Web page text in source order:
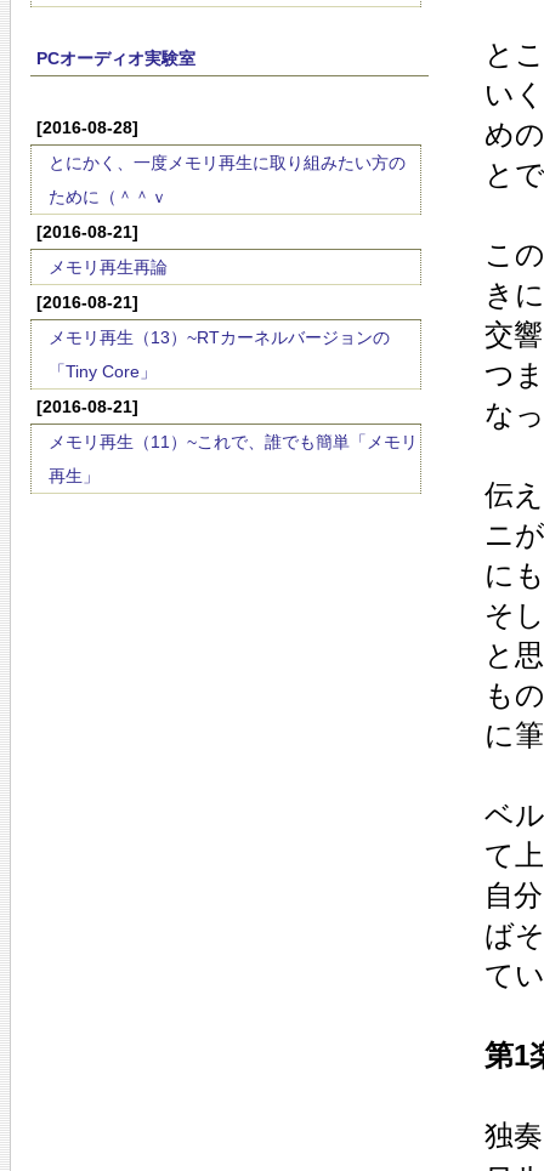
PCオーディオ実験室
[2016-08-28]
とにかく、一度メモリ再生に取り組みたい方の
ために（＾＾ｖ
[2016-08-21]
メモリ再生再論
[2016-08-21]
メモリ再生（13）~RTカーネルバージョンの
「Tiny Core」
[2016-08-21]
メモリ再生（11）~これで、誰でも簡単「メモリ
再生」
と
い
め
と
こ
き
交
つ
な
伝
ニ
に
そ
と
も
に
ベ
て
自
ば
て
第1
独